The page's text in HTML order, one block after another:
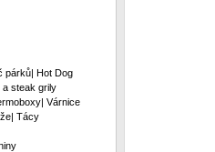
párků| Hot Dog
steak grily
Várnice
Tácy